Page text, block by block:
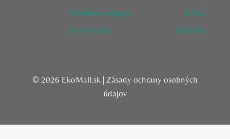
Triedenie odpadu
Zero Waste
O Nás
Kontakt
© 2026 EkoMall.sk | Zásady ochrany osobných
údajov